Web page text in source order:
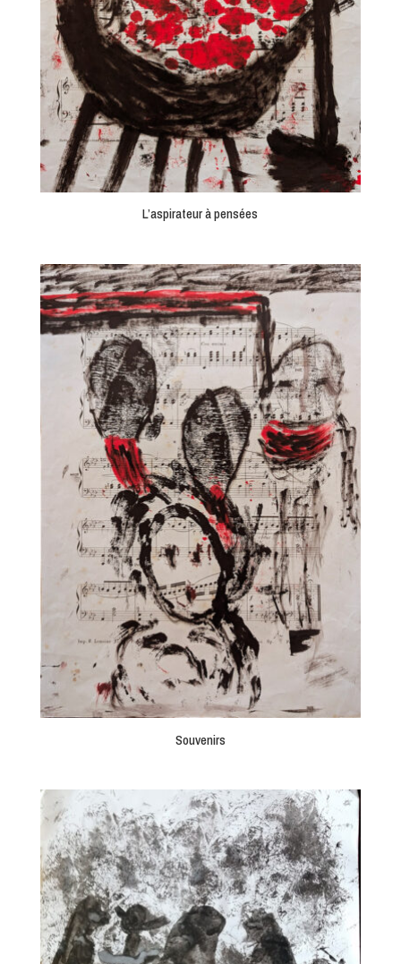
L’aspirateur à pensées
Souvenirs